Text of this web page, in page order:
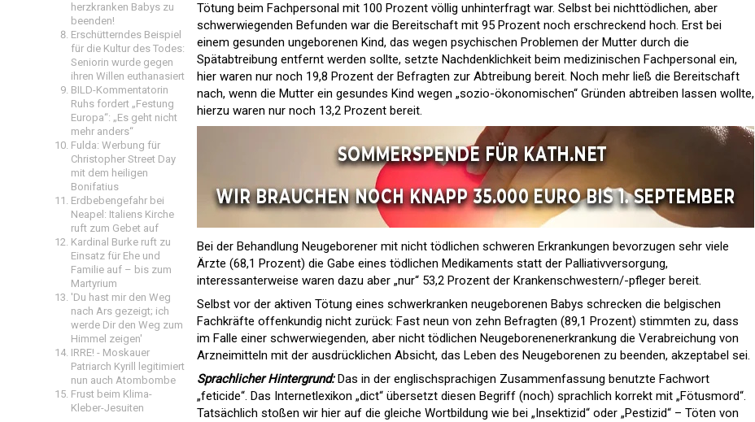
herzkranken Babys zu
beenden!
Erschütterndes Beispiel
für die Kultur des Todes:
Seniorin wurde gegen
ihren Willen euthanasiert
BILD-Kommentatorin
Ruhs fordert „Festung
Europa“: „Es geht nicht
mehr anders“
Fulda: Werbung für
Christopher Street Day
mit dem heiligen
Bonifatius
Erdbebengefahr bei
Neapel: Italiens Kirche
ruft zum Gebet auf
Kardinal Burke ruft zu
Einsatz für Ehe und
Familie auf – bis zum
Martyrium
'Du hast mir den Weg
nach Ars gezeigt; ich
werde Dir den Weg zum
Himmel zeigen'
IRRE! - Moskauer
Patriarch Kyrill legitimiert
nun auch Atombombe
Frust beim Klima-
Kleber-Jesuiten
Tötung beim Fachpersonal mit 100 Prozent völlig unhinterfragt war. Selbst bei nichttödlichen, aber
schwerwiegenden Befunden war die Bereitschaft mit 95 Prozent noch erschreckend hoch. Erst bei
einem gesunden ungeborenen Kind, das wegen psychischen Problemen der Mutter durch die
Spätabtreibung entfernt werden sollte, setzte Nachdenklichkeit beim medizinischen Fachpersonal ein,
hier waren nur noch 19,8 Prozent der Befragten zur Abtreibung bereit. Noch mehr ließ die Bereitschaft
nach, wenn die Mutter ein gesundes Kind wegen „sozio-ökonomischen“ Gründen abtreiben lassen wollte,
hierzu waren nur noch 13,2 Prozent bereit.
Bei der Behandlung Neugeborener mit nicht tödlichen schweren Erkrankungen bevorzugen sehr viele
Ärzte (68,1 Prozent) die Gabe eines tödlichen Medikaments statt der Palliativversorgung,
interessanterweise waren dazu aber „nur“ 53,2 Prozent der Krankenschwestern/-pfleger bereit.
Selbst vor der aktiven Tötung eines schwerkranken neugeborenen Babys schrecken die belgischen
Fachkräfte offenkundig nicht zurück: Fast neun von zehn Befragten (89,1 Prozent) stimmten zu, dass
im Falle einer schwerwiegenden, aber nicht tödlichen Neugeborenenerkrankung die Verabreichung von
Arzneimitteln mit der ausdrücklichen Absicht, das Leben des Neugeborenen zu beenden, akzeptabel sei.
Sprachlicher Hintergrund:Das in der englischsprachigen Zusammenfassung benutzte Fachwort
„feticide“. Das Internetlexikon „dict“ übersetzt diesen Begriff (noch) sprachlich korrekt mit „Fötusmord“.
Tatsächlich stoßen wir hier auf die gleiche Wortbildung wie bei „Insektizid“ oder „Pestizid“ – Töten von